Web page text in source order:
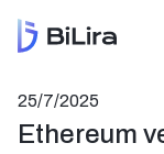
25/7/2025
Ethereum